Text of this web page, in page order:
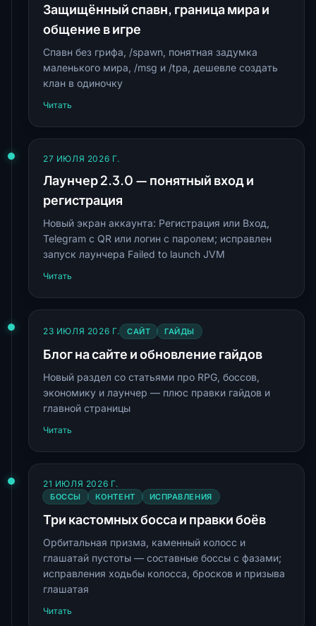
Защищённый спавн, граница мира и
общение в игре
Спавн без грифа, /spawn, понятная задумка
маленького мира, /msg и /tpa, дешевле создать
клан в одиночку
Читать
27 ИЮЛЯ 2026 Г.
Лаунчер 2.3.0 — понятный вход и
регистрация
Новый экран аккаунта: Регистрация или Вход,
Telegram с QR или логин с паролем; исправлен
запуск лаунчера Failed to launch JVM
Читать
23 ИЮЛЯ 2026 Г. САЙТ ГАЙДЫ
Блог на сайте и обновление гайдов
Новый раздел со статьями про RPG, боссов,
экономику и лаунчер — плюс правки гайдов и
главной страницы
Читать
21 ИЮЛЯ 2026 Г.
БОССЫ КОНТЕНТ ИСПРАВЛЕНИЯ
Три кастомных босса и правки боёв
Орбитальная призма, каменный колосс и
глашатай пустоты — составные боссы с фазами;
исправления ходьбы колосса, бросков и призыва
глашатая
Читать